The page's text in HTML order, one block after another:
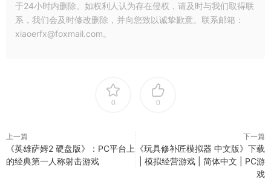
于24小时内删除。如权利人认为存在侵权，请及时与我们取得联
系，我们会及时修改删除，并向您致以诚挚歉意。联系邮箱：
xiaoerfx@foxmail.com。
0 0
上一篇
《英雄萨姆2 硬盘版》：PC平台上
的经典第一人称射击游戏
下一篇
《玩具修补匠模拟器 中文版》下载
| 模拟经营游戏 | 简体中文 | PC游
戏